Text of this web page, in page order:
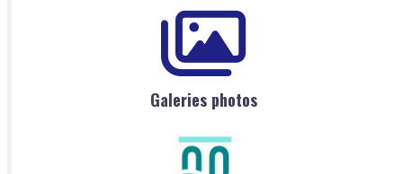
Galeries photos